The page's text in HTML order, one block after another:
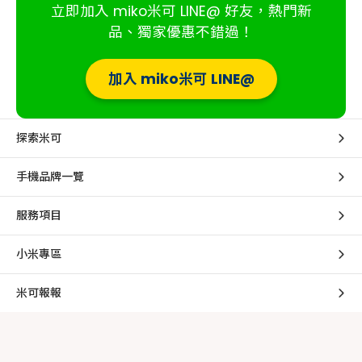
立即加入 miko米可 LINE@ 好友，熱門新
品、獨家優惠不錯過！
加入 miko米可 LINE@
探索米可
手機品牌一覽
服務項目
小米專區
米可報報